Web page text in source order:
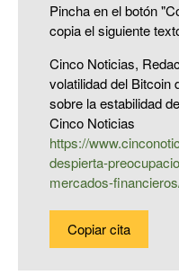
Pincha en el botón
copia el siguiente
Cinco Noticias,
volatilidad del Bitcoin
sobre la estabilidad
Cinco Noticias
https://
despierta-
mercados-
Copiar cita